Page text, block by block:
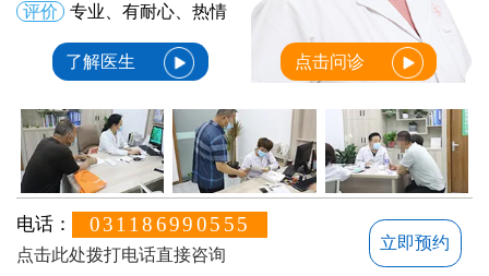
评价
专业、有耐心、热情
了解医生 点击问诊
电话： 031186990555
点击此处拨打电话直接咨询
立即预约